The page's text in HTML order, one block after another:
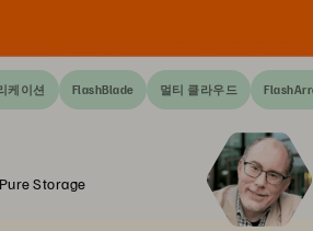
케이션 FlashBlade 멀티 클라우드
Storage